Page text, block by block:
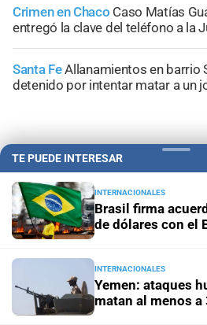
Crimen en Chaco Caso Matías
entregó la clave del teléfono a la
Santa FeAllanamientos en barrio
detenido por intentar matar a un
+Información General
TE PUEDE INTERESAR
INTERNACIONALES
Brasil firma
de dólares con el
INTERNACIONALES
Yemen: ataques
matan al menos a